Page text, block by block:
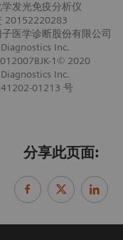
发光免疫分析仪
20152220283
门子医学诊断股份
Inc.
1© 2020
Inc.
01213 号
分享此页面: